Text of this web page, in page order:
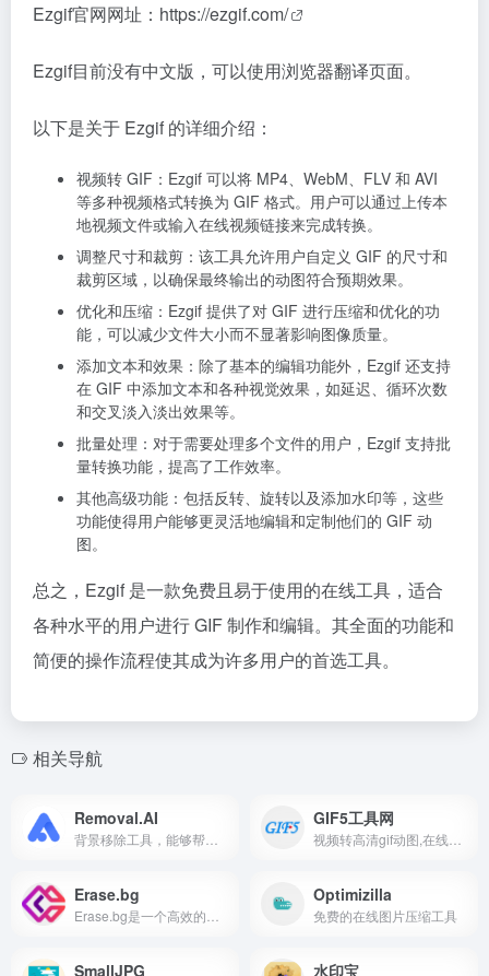
Ezgif官网网址： https://ezgif.com/
Ezgif目前没有中文版，可以使用浏览器翻译页面。
以下是关于 Ezgif 的详细介绍：
视频转 GIF：Ezgif 可以将 MP4、WebM、FLV 和 AVI
等多种视频格式转换为 GIF 格式。用户可以通过上传本
地视频文件或输入在线视频链接来完成转换。
调整尺寸和裁剪：该工具允许用户自定义 GIF 的尺寸和
裁剪区域，以确保最终输出的动图符合预期效果。
优化和压缩：Ezgif 提供了对 GIF 进行压缩和优化的功
能，可以减少文件大小而不显著影响图像质量。
添加文本和效果：除了基本的编辑功能外，Ezgif 还支持
在 GIF 中添加文本和各种视觉效果，如延迟、循环次数
和交叉淡入淡出效果等。
批量处理：对于需要处理多个文件的用户，Ezgif 支持批
量转换功能，提高了工作效率。
其他高级功能：包括反转、旋转以及添加水印等，这些
功能使得用户能够更灵活地编辑和定制他们的 GIF 动
图。
总之，Ezgif 是一款免费且易于使用的在线工具，适合
各种水平的用户进行 GIF 制作和编辑。其全面的功能和
简便的操作流程使其成为许多用户的首选工具。
相关导航
Removal.AI GIF5工具网
Erase.bg Optimizilla
免费的在线图片压缩工具
SmallJPG 水印宝